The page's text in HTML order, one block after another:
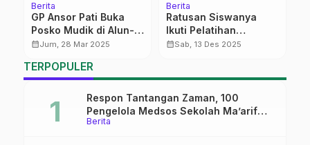
Berita
GP Ansor Pati Buka
Posko Mudik di Alun-
Alun Juwana dan Pati
calendar_monthJum, 28 Mar 2025
Berita
Ratusan Siswanya
Ikuti Pelatihan
Jurnalisti, Kepala
calendar_monthSab, 13 Des 2025
TERPOPULER
Berita
Respon Tantangan Zaman, 100
Pengelola Medsos Sekolah Ma’arif
Pekalongan Ikuti Pelatihan Literasi